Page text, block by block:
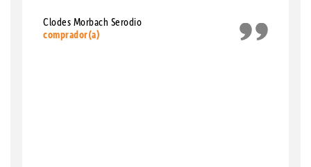
Clodes Morbach Serodio
comprador(a)